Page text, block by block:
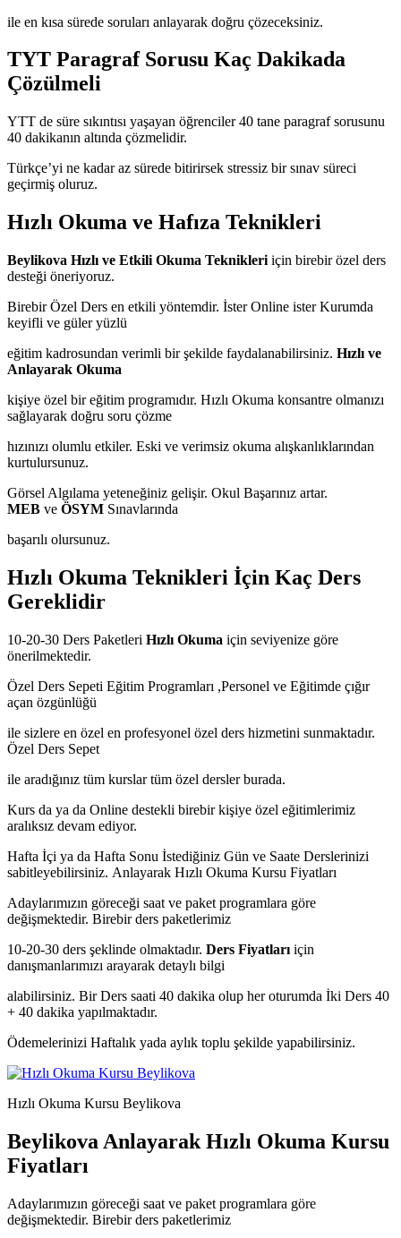
ile en kısa sürede soruları anlayarak doğru çözeceksiniz.
TYT Paragraf Sorusu Kaç Dakikada
Çözülmeli
YTT de süre sıkıntısı yaşayan öğrenciler 40 tane paragraf sorusunu
40 dakikanın altında çözmelidir.
Türkçe’yi ne kadar az sürede bitirirsek stressiz bir sınav süreci
geçirmiş oluruz.
Hızlı Okuma ve Hafıza Teknikleri
Beylikova Hızlı ve Etkili Okuma Teknikleri için birebir özel ders
desteği öneriyoruz.
Birebir Özel Ders en etkili yöntemdir. İster Online ister Kurumda
keyifli ve güler yüzlü
eğitim kadrosundan verimli bir şekilde faydalanabilirsiniz. Hızlı ve
Anlayarak Okuma
kişiye özel bir eğitim programıdır. Hızlı Okuma konsantre olmanızı
sağlayarak doğru soru çözme
hızınızı olumlu etkiler. Eski ve verimsiz okuma alışkanlıklarından
kurtulursunuz.
Görsel Algılama yeteneğiniz gelişir. Okul Başarınız artar.
MEB ve ÖSYM Sınavlarında
başarılı olursunuz.
Hızlı Okuma Teknikleri İçin Kaç Ders
Gereklidir
10-20-30 Ders Paketleri Hızlı Okuma için seviyenize göre
önerilmektedir.
Özel Ders Sepeti Eğitim Programları ,Personel ve Eğitimde çığır
açan özgünlüğü
ile sizlere en özel en profesyonel özel ders hizmetini sunmaktadır.
Özel Ders Sepet
ile aradığınız tüm kurslar tüm özel dersler burada.
Kurs da ya da Online destekli birebir kişiye özel eğitimlerimiz
aralıksız devam ediyor.
Hafta İçi ya da Hafta Sonu İstediğiniz Gün ve Saate Derslerinizi
sabitleyebilirsiniz. Anlayarak Hızlı Okuma Kursu Fiyatları
Adaylarımızın göreceği saat ve paket programlara göre
değişmektedir. Birebir ders paketlerimiz
10-20-30 ders şeklinde olmaktadır. Ders Fiyatları için
danışmanlarımızı arayarak detaylı bilgi
alabilirsiniz. Bir Ders saati 40 dakika olup her oturumda İki Ders 40
+ 40 dakika yapılmaktadır.
Ödemelerinizi Haftalık yada aylık toplu şekilde yapabilirsiniz.
Hızlı Okuma Kursu Beylikova
Beylikova Anlayarak Hızlı Okuma Kursu
Fiyatları
Adaylarımızın göreceği saat ve paket programlara göre
değişmektedir. Birebir ders paketlerimiz